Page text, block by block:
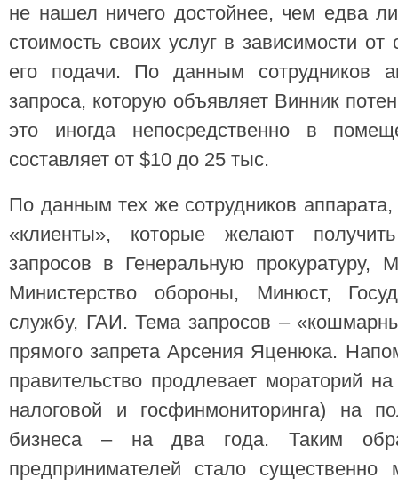
не нашел ничего достойнее, чем едва
стоимость своих услуг в зависимости
его подачи. По данным сотрудников
запроса, которую объявляет Винник
это иногда непосредственно в
составляет от $10 до 25 тыс.
По данным тех же сотрудников
«клиенты», которые желают
запросов в Генеральную прокуратуру,
Министерство обороны, Минюст,
службу, ГАИ. Тема запросов –
прямого запрета Арсения Яценюка.
правительство продлевает мораторий
налоговой и госфинмониторинга) на
бизнеса – на два года. Таким
предпринимателей стало